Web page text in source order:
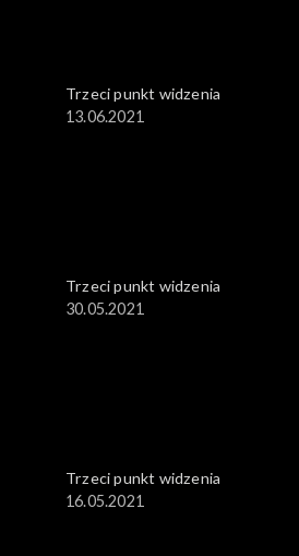
Trzeci punkt widzenia
13.06.2021
Trzeci punkt widzenia
30.05.2021
Trzeci punkt widzenia
16.05.2021